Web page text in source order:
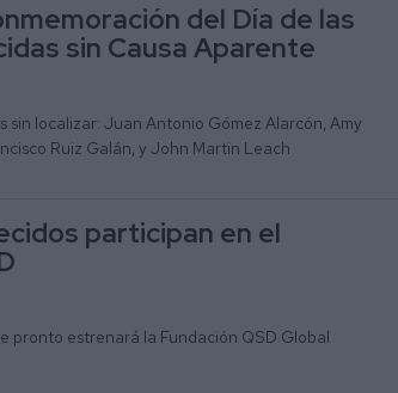
del Día de las
sin Causa Aparente
sin localizar: Juan Antonio Gómez Alarcón, Amy
Ruiz Galán, y John Martin Leach
participan en el
pronto estrenará la Fundación QSD Global